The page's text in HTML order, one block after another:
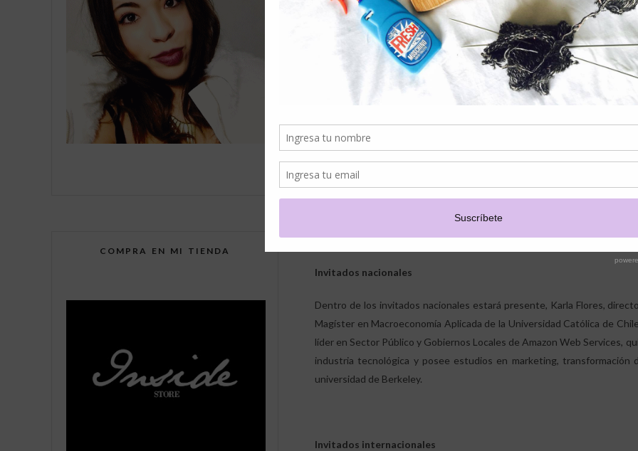
mundo público, privado y la academia”.
Por su parte, Laura Bertolotto, Rectora de Universidad Santo Tomás
Tomás, el desarrollo de este tipo de iniciativas es parte de nuestro
en este proyecto el aporte que realizan nuestros académicos a
directamente en las políticas públicas que se ejecutan en los territorios.
Junto con ello, nuestra dedicación a la investigación aplicada no solo
formación de capital humano, dado que transferimos conocimientos
para enfrentar los desafíos del mundo real y equipándolos con las
sus comunidades. En este sentido, valorar la riqueza de esta
Invitados nacionales
Dentro de los invitados nacionales estará presente, Karla Flores,
Magíster en Macroeconomía Aplicada de la Universidad Católica de
líder en Sector Público y Gobiernos Locales de Amazon Web Services,
industria tecnológica y posee estudios en marketing,
universidad de Berkeley.
Invitados internacionales
COMPRA EN MI TIENDA